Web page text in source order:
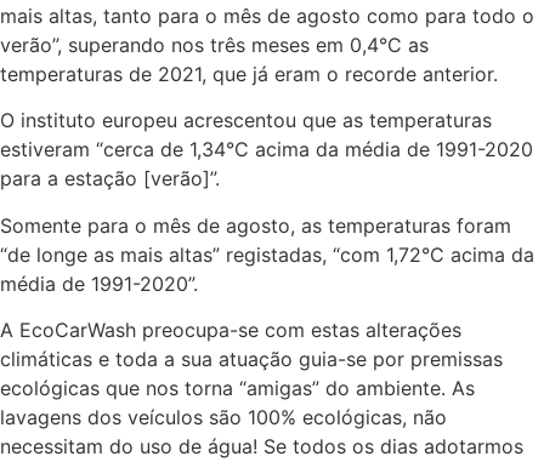
mais altas, tanto para o mês de agosto como para todo o
verão”, superando nos três meses em 0,4°C as
temperaturas de 2021, que já eram o recorde anterior.
O instituto europeu acrescentou que as temperaturas
estiveram “cerca de 1,34°C acima da média de 1991-2020
para a estação [verão]”.
Somente para o mês de agosto, as temperaturas foram
“de longe as mais altas” registadas, “com 1,72°C acima da
média de 1991-2020”.
A EcoCarWash preocupa-se com estas alterações
climáticas e toda a sua atuação guia-se por premissas
ecológicas que nos torna “amigas” do ambiente. As
lavagens dos veículos são 100% ecológicas, não
necessitam do uso de água! Se todos os dias adotarmos